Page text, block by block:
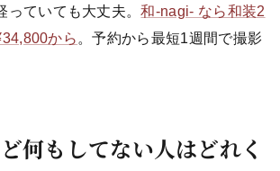
っていても大丈夫。和-nagi- なら和装2
から 。予約から最短1週間で撮影
何もしてない人はどれく